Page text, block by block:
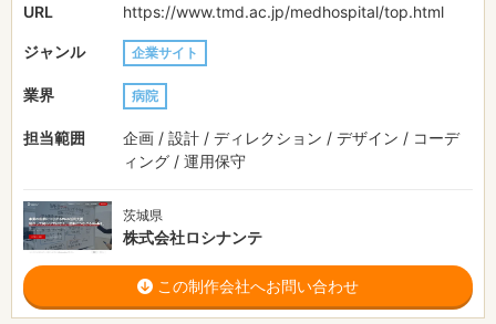
URL https://www.tmd.ac.jp/medhospital/top.html
ジャンル 企業サイト
業界 病院
担当範囲
企画 / 設計 / ディレクション / デザイン / コーデ
ィング / 運用保守
茨城県
株式会社ロシナンテ
この制作会社へお問い合わせ